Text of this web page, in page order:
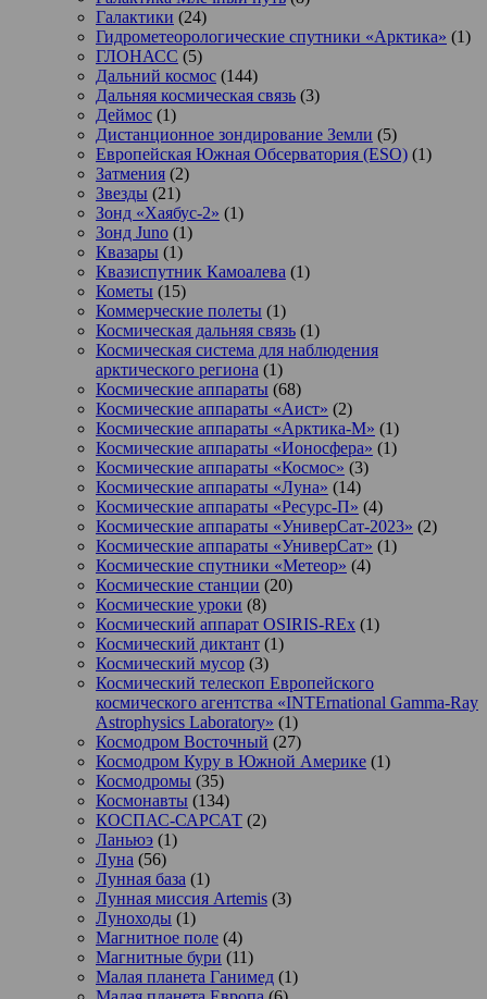
Галактики (24)
Гидрометеорологические спутники «Арктика» (1)
ГЛОНАСС (5)
Дальний космос (144)
Дальняя космическая связь (3)
Деймос (1)
Дистанционное зондирование Земли (5)
Европейская Южная Обсерватория (ESO) (1)
Затмения (2)
Звезды (21)
Зонд «Хаябус-2» (1)
Зонд Juno (1)
Квазары (1)
Квазиспутник Камоалева (1)
Кометы (15)
Коммерческие полеты (1)
Космическая дальняя связь (1)
Космическая система для наблюдения
арктического региона (1)
Космические аппараты (68)
Космические аппараты «Аист» (2)
Космические аппараты «Арктика-М» (1)
Космические аппараты «Ионосфера» (1)
Космические аппараты «Космос» (3)
Космические аппараты «Луна» (14)
Космические аппараты «Ресурс-П» (4)
Космические аппараты «УниверСат-2023» (2)
Космические аппараты «УниверСат» (1)
Космические спутники «Метеор» (4)
Космические станции (20)
Космические уроки (8)
Космический аппарат OSIRIS-REx (1)
Космический диктант (1)
Космический мусор (3)
Космический телескоп Европейского
космического агентства «INTErnational Gamma-Ray
Astrophysics Laboratory» (1)
Космодром Восточный (27)
Космодром Куру в Южной Америке (1)
Космодромы (35)
Космонавты (134)
КОСПАС-САРСАТ (2)
Ланьюэ (1)
Луна (56)
Лунная база (1)
Лунная миссия Artemis (3)
Луноходы (1)
Магнитное поле (4)
Магнитные бури (11)
Малая планета Ганимед (1)